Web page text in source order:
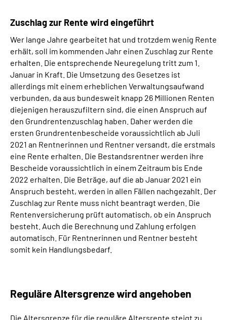
Zuschlag zur Rente wird eingeführt
Wer lange Jahre gearbeitet hat und trotzdem wenig Rente
erhält, soll im kommenden Jahr einen Zuschlag zur Rente
erhalten. Die entsprechende Neuregelung tritt zum 1.
Januar in Kraft. Die Umsetzung des Gesetzes ist
allerdings mit einem erheblichen Verwaltungsaufwand
verbunden, da aus bundesweit knapp 26 Millionen Renten
diejenigen herauszufiltern sind, die einen Anspruch auf
den Grundrentenzuschlag haben. Daher werden die
ersten Grundrentenbescheide voraussichtlich ab Juli
2021 an Rentnerinnen und Rentner versandt, die erstmals
eine Rente erhalten. Die Bestandsrentner werden ihre
Bescheide voraussichtlich in einem Zeitraum bis Ende
2022 erhalten. Die Beträge, auf die ab Januar 2021 ein
Anspruch besteht, werden in allen Fällen nachgezahlt. Der
Zuschlag zur Rente muss nicht beantragt werden. Die
Rentenversicherung prüft automatisch, ob ein Anspruch
besteht. Auch die Berechnung und Zahlung erfolgen
automatisch. Für Rentnerinnen und Rentner besteht
somit kein Handlungsbedarf.
Reguläre Altersgrenze wird angehoben
Die Altersgrenze für die reguläre Altersrente steigt zu